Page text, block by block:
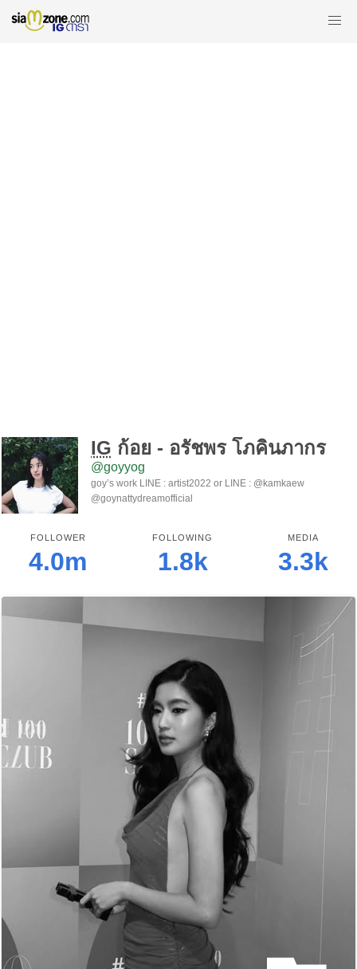
IG ก้อย - อรัชพร โภคินภากร
@goyyog
goy’s work LINE : artist2022 or LINE : @kamkaew
@goynattydreamofficial
FOLLOWER
4.0m
FOLLOWING
1.8k
MEDIA
3.3k